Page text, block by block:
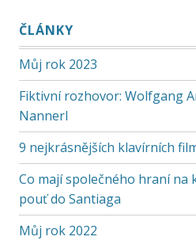
ČLÁNKY
Můj rok 2023
Fiktivní rozhovor: Wolfgang
Nannerl
9 nejkrásnějších klavírních
Co mají společného hraní na
pouť do Santiaga
Můj rok 2022